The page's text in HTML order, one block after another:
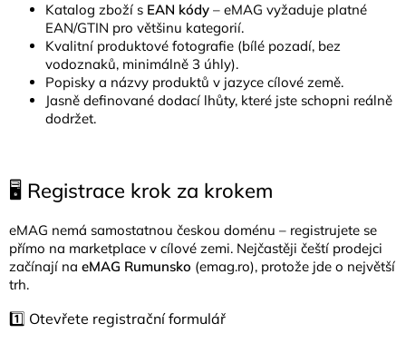
Katalog zboží s EAN kódy – eMAG vyžaduje platné
EAN/GTIN pro většinu kategorií.
Kvalitní produktové fotografie (bílé pozadí, bez
vodoznaků, minimálně 3 úhly).
Popisky a názvy produktů v jazyce cílové země.
Jasně definované dodací lhůty, které jste schopni reálně
dodržet.
🖥️ Registrace krok za krokem
eMAG nemá samostatnou českou doménu – registrujete se
přímo na marketplace v cílové zemi. Nejčastěji čeští prodejci
začínají na eMAG Rumunsko (emag.ro), protože jde o největší
trh.
1️⃣ Otevřete registrační formulář